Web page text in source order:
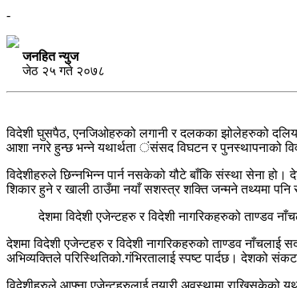
-
जनहित न्युज
जेठ २५ गते २०७८
विदेशी घुसपैठ, एनजिओहरुको लगानी र दलकका झोलेहरुको
आशा नगरे हुन्छ भन्ने यथार्थता ंसंसद विघटन र पुनस्थापनाको
विदेशीहरुले छिन्नभिन्न पार्न नसकेको यौटे बाँकि संस्था सेना
शिकार हुने र खाली ठाउँमा नयाँ सशस्त्र शक्ति जन्मने तथ्यमा
देशमा विदेशी एजेन्टहरु र विदेशी नागरिकहरुको ताण्डव
देशमा विदेशी एजेन्टहरु र विदेशी नागरिकहरुको ताण्डव नाँचलाई
अभिव्यक्तिले परिस्थितिको.गंभिरतालाई स्पष्ट पार्दछ। देशको
विदेशीहरुले आफ्ना एजेन्टहरुलाई तयारी अवस्थामा राखिसकेको